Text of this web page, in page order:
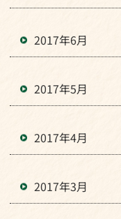
2017年6月
2017年5月
2017年4月
2017年3月